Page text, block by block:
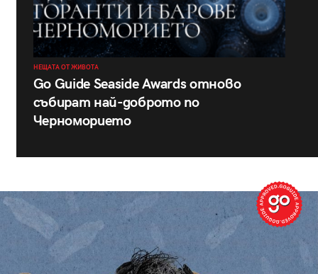
НЕЩАТА ОТ ЖИВОТА
Go Guide Seaside Awards отново
събират най-доброто по
Черноморието